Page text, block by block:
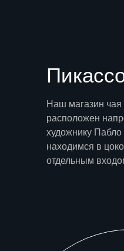
Наш магазин
расположен
художнику
находимся в
отдельным